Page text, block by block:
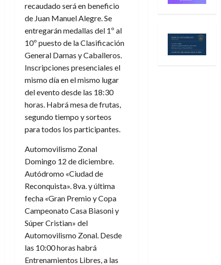
recaudado será en beneficio
de Juan Manuel Alegre. Se
entregarán medallas del 1º al
10º puesto de la Clasificación
General Damas y Caballeros.
Inscripciones presenciales el
mismo día en el mismo lugar
del evento desde las 18:30
horas. Habrá mesa de frutas,
segundo tiempo y sorteos
para todos los participantes.
Automovilismo Zonal
Domingo 12 de diciembre.
Autódromo «Ciudad de
Reconquista». 8va. y última
fecha «Gran Premio y Copa
Campeonato Casa Biasoni y
Súper Cristian» del
Automovilismo Zonal. Desde
las 10:00 horas habrá
Entrenamientos Libres, a las